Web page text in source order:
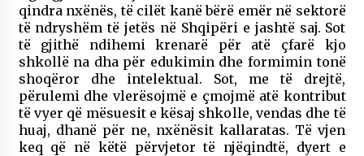
qindra nxënës, të cilët kanë bërë emër në sektorë
të ndryshëm të jetës në Shqipëri e jashtë saj. Sot
të gjithë ndihemi krenarë për atë çfarë kjo
shkollë na dha për edukimin dhe formimin tonë
shoqëror dhe intelektual. Sot, me të drejtë,
përulemi dhe vlerësojmë e çmojmë atë kontribut
të vyer që mësuesit e kësaj shkolle, vendas dhe të
huaj, dhanë për ne, nxënësit kallaratas. Të vjen
keq që në këtë përvjetor të njëqindtë, dyert e